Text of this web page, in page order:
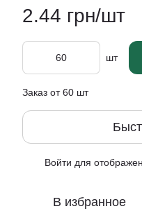
2.44 грн/шт
шт
Заказ от 60 шт
Войти для
В избранное